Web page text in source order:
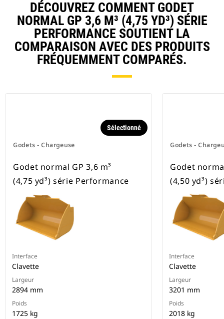
DÉCOUVREZ COMMENT GODET
NORMAL GP 3,6 M³ (4,75 YD³) SÉRIE
PERFORMANCE SOUTIENT LA
COMPARAISON AVEC DES PRODUITS
FRÉQUEMMENT COMPARÉS.
Godets - Chargeuse
Sélectionné
Godet normal GP 3,6 m³
(4,75 yd³) série Performance
Interface
Clavette
Largeur
2894 mm
Poids
1725 kg
Godets -
Godet
(4,50 yd³)
Interface
Clavette
Largeur
3201 mm
Poids
2018 kg